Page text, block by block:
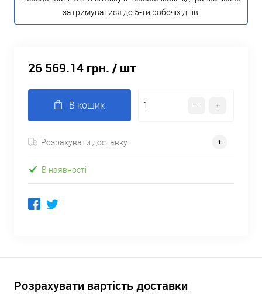
затримуватися до 5-ти робочіх днів.
26 569.14 грн. / шт
В кошик
Розрахувати доставку
В наявності
Розрахувати вартість доставки